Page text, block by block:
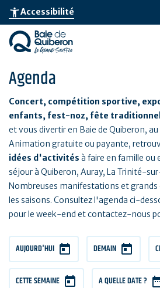
Aller
au
contenu
principal
accessibility_newAccessibilité
Agenda
Concert, compétition sportive,
enfants, fest-noz, fête
et vous divertir en Baie de Quiberon,
Animation gratuite ou payante,
idées d'activités à faire en famille
séjour à Quiberon, Auray, La Trinité-
Nombreuses manifestations et
les saisons. Consultez l'agenda ci-
pour le week-end et contactez-nous
AUJOURD'HUI DEMAIN
CETTE SEMAINE A QUELLE DATE ?